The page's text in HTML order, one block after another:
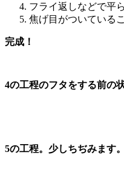
フライ返しなどで平
焦げ目がついている
完成！
4の工程のフタをする前の
5の工程。少しちぢみます